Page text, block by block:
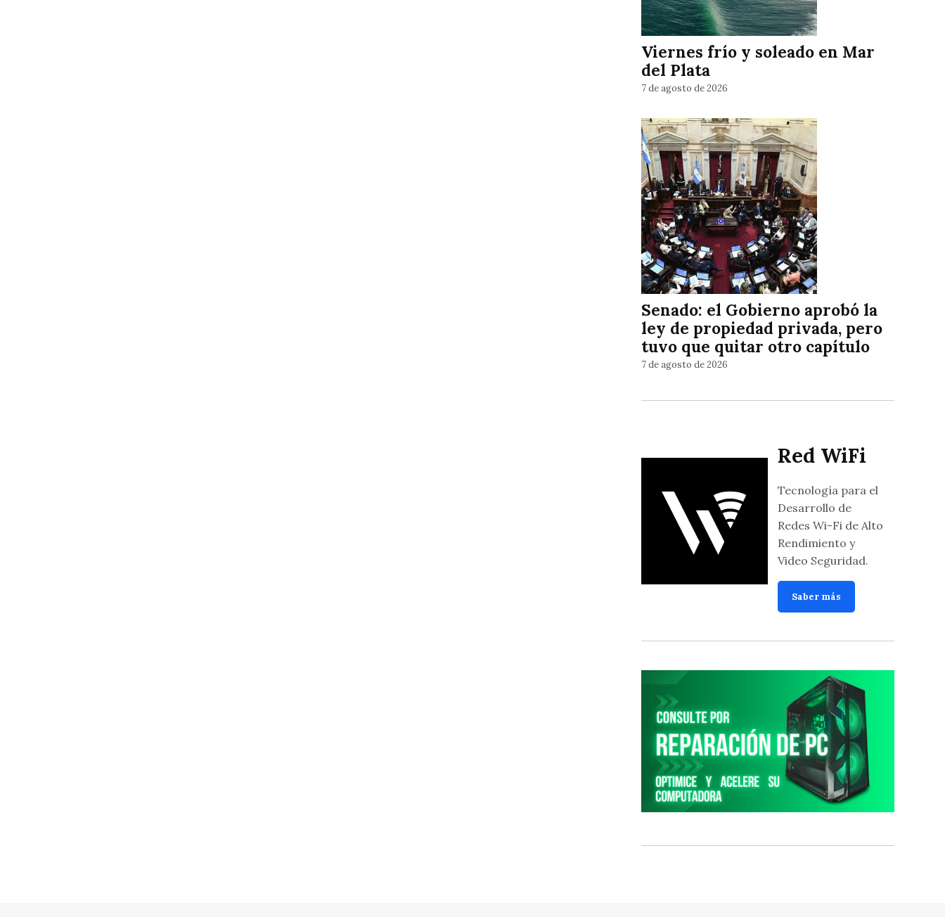
Viernes frío y soleado en Mar
del Plata
7 de agosto de 2026
Senado: el Gobierno aprobó la
ley de propiedad privada, pero
tuvo que quitar otro capítulo
7 de agosto de 2026
Red WiFi
Tecnología para el
Desarrollo de
Redes Wi-Fi de Alto
Rendimiento y
Video Seguridad.
Saber más